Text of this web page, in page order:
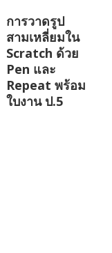
การวาดรูป
สามเหลี่ยมใน
Scratch ด้วย
Pen และ
Repeat พร้อม
ใบงาน ป.5